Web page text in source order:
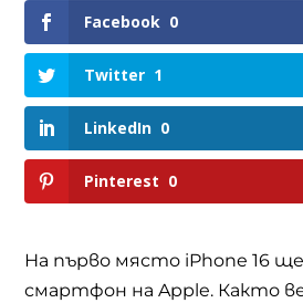
Facebook 0
Twitter 1
LinkedIn 0
Pinterest 0
На първо място iPhone 16
смартфон на Apple. Както